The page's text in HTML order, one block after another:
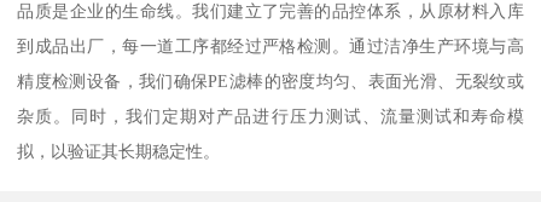
品质是企业的生命线。我们建立了完善的品控体系，从原材料入库
到成品出厂，每一道工序都经过严格检测。通过洁净生产环境与高
精度检测设备，我们确保PE滤棒的密度均匀、表面光滑、无裂纹或
杂质。同时，我们定期对产品进行压力测试、流量测试和寿命模
拟，以验证其长期稳定性。